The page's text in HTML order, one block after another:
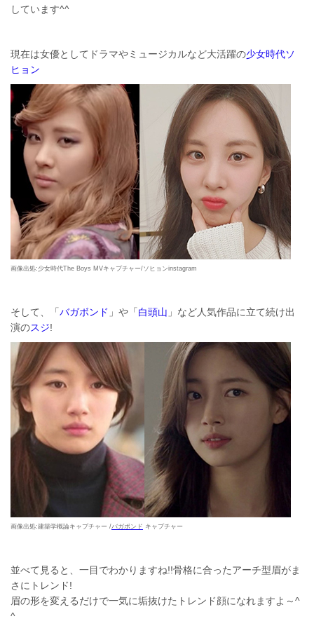
しています^^
現在は女優としてドラマやミュージカルなど大活躍の少女時代ソ
ヒョン
画像出処:少女時代The Boys MVキャプチャー/ソヒョンinstagram
そして、「 バガボンド 」や「 白頭山 」など人気作品に立て続け出
演のスジ!
画像出処:建築学概論キャプチャー /バガボンド キャプチャー
並べて見ると、一目でわかりますね!!骨格に合ったアーチ型眉がま
さにトレンド!
眉の形を変えるだけで一気に垢抜けたトレンド顔になれますよ～^
^